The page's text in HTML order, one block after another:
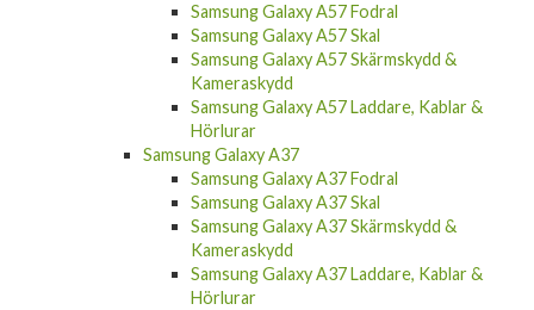
Samsung Galaxy A57 Skal
Samsung Galaxy A57 Skärmskydd &
Kameraskydd
Samsung Galaxy A57 Laddare, Kablar &
Hörlurar
Samsung Galaxy A37
Samsung Galaxy A37 Fodral
Samsung Galaxy A37 Skal
Samsung Galaxy A37 Skärmskydd &
Kameraskydd
Samsung Galaxy A37 Laddare, Kablar &
Hörlurar
Samsung Galaxy A17